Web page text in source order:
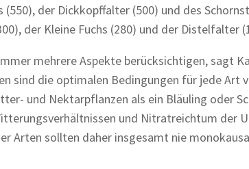
der Dickkopffalter (500) und des
der Kleine Fuchs (280) und der Distelfalter
mehrere Aspekte berücksichtigen, sagt
sind die optimalen Bedingungen für jede Art
und Nektarpflanzen als ein Bläuling oder
und Nitratreichtum der
Arten sollten daher insgesamt nie